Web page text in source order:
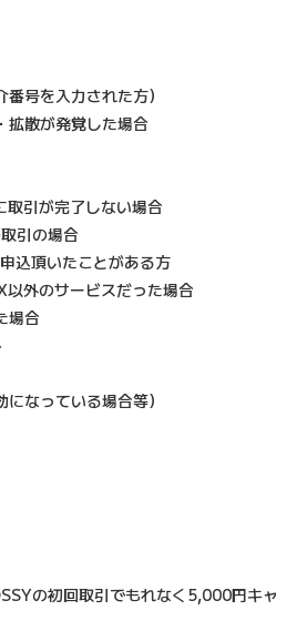
号を入力された方）
拡散が発覚した場合
引が完了しない場合
引の場合
込頂いたことがある方
外のサービスだった場合
場合
なっている場合等）
の初回取引でもれなく5,000円キャ